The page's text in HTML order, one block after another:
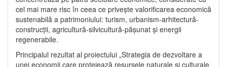
cel mai mare risc în ceea ce privește valorificarea economică
sustenabilă a patrimoniului: turism, urbanism-arhitectură-
construcții, agricultură-silvicultură-pășunat și energii
regenerabile.
Principalul rezultat al proiectului „Strategia de dezvoltare a
unei economii care protejează resursele naturale și culturale